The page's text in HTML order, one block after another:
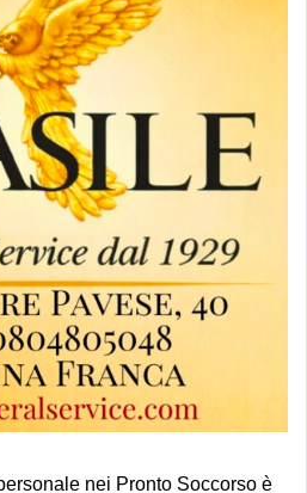
nei Pronto Soccorso è